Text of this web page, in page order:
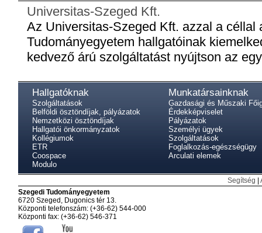
Universitas-Szeged Kft.
Az Universitas-Szeged Kft. azzal a céllal
Tudományegyetem hallgatóinak
kedvező árú szolgáltatást nyújtson az
Hallgatóknak
Szolgáltatások
Belföldi ösztöndíjak, pályázatok
Nemzetközi ösztöndíjak
Hallgatói önkormányzatok
Kollégiumok
ETR
Coospace
Modulo
Munkatársainknak
Gazdasági és Műszaki
Érdekképviselet
Pályázatok
Személyi ügyek
Szolgáltatások
Foglalkozás-egészségügy
Arculati elemek
Segítség |
Szegedi Tudományegyetem
6720 Szeged, Dugonics tér 13.
Központi telefonszám: (+36-62) 544-000
Központi fax: (+36-62) 546-371